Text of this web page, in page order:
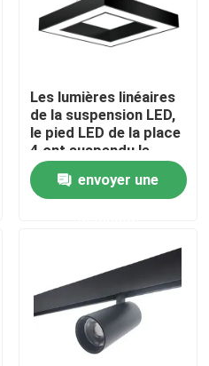
LED
Les lumières linéaires
de la suspension LED,
le pied LED de la place
4 ont suspendu le
montage linéaire
envoyer une